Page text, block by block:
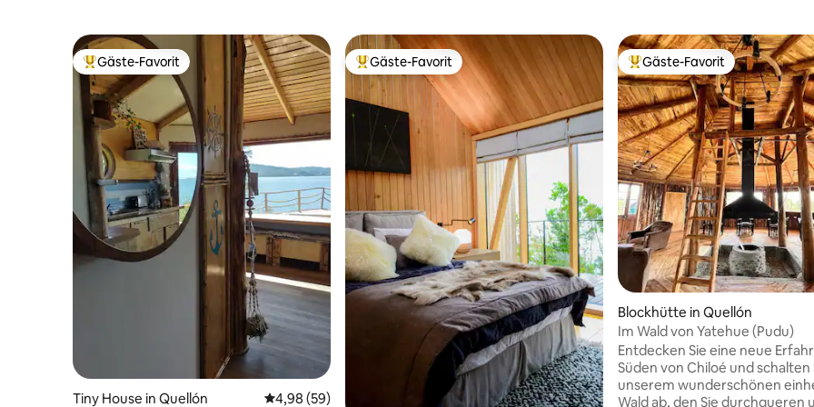
Beliebter Gäste-Favorit.
Gäste-Favorit
Tiny House in Quellón Durchschnittliche Bewertung: 4,98 von 5, 59 Bewertungen
4,98 (59)
Beliebter Gäste-Favorit.
Gäste-Favorit Beliebter Gäste-Favorit.
Gäste-Favorit
Blockhütte in Quellón
Im Wald von Yatehue (Pudu)
Entdecken Sie eine neue
Süden von Chiloé und schalten
unserem wunderschönen
Wald ab, den Sie durchqueren